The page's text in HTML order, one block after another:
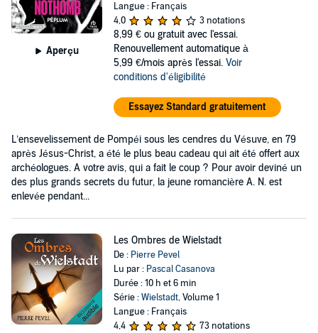
Aperçu
Langue : Français
4,0
3 notations
8,99 € ou gratuit avec l'essai.
Renouvellement automatique à
5,99 €/mois après l'essai. Voir
conditions d'éligibilité
Essayez Standard gratuitement
L’ensevelissement de Pompéi sous les cendres du Vésuve, en 79
après Jésus-Christ, a été le plus beau cadeau qui ait été offert aux
archéologues. A votre avis, qui a fait le coup ? Pour avoir deviné un
des plus grands secrets du futur, la jeune romancière A. N. est
enlevée pendant...
Les Ombres de Wielstadt
De : Pierre Pevel
Lu par : Pascal Casanova
Durée : 10 h et 6 min
Série :Wielstadt, Volume 1
Langue : Français
4,4
73 notations